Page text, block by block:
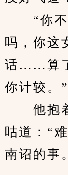
“你不
吗，你这
话……算
你计较。”
他抱着
咕道：“
南诏的事